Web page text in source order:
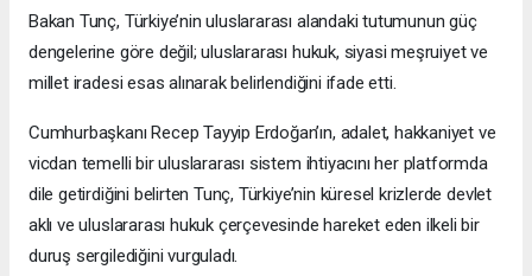
Bakan Tunç, Türkiye’nin uluslararası alandaki tutumunun güç
dengelerine göre değil; uluslararası hukuk, siyasi meşruiyet ve
millet iradesi esas alınarak belirlendiğini ifade etti.
Cumhurbaşkanı Recep Tayyip Erdoğan’ın, adalet, hakkaniyet ve
vicdan temelli bir uluslararası sistem ihtiyacını her platformda
dile getirdiğini belirten Tunç, Türkiye’nin küresel krizlerde devlet
aklı ve uluslararası hukuk çerçevesinde hareket eden ilkeli bir
duruş sergilediğini vurguladı.